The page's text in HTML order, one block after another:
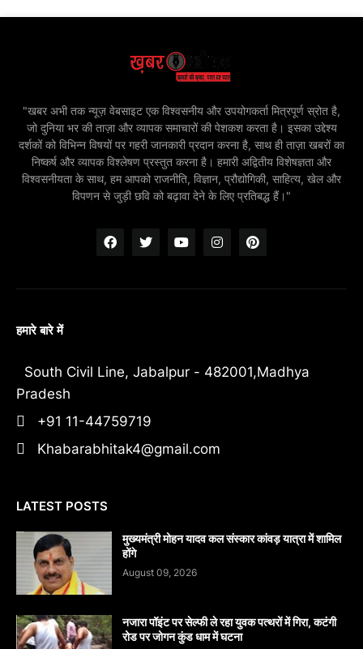
"खबर अभी तक न्यूज़ वेबसाइट एक विश्वसनीय और उपयोगकर्ता मित्रपूर्ण स्रोत है,
जो दुनिया भर की ताज़ा और व्यापक समाचारों की पेशकश करता है। इसका उद्देश्य
दर्शकों को विभिन्न विषयों पर गहरी जानकारी प्रदान करना है, साथ ही ताज़ा खबरों का
निष्कर्ष और व्यापक विश्लेषण प्रस्तुत करना है। हमारी अद्वितीय विशेषज्ञता और
विश्वसनीयता के साथ, हम आपको राजनीति, विज्ञान, प्रौद्योगिकी, साहित्य, खेल और
विपणन से जुड़ी छवि को बढ़ावा देने के लिए प्रतिबद्ध हैं।"
हमारे बारे में
South Civil Line, Jabalpur - 482001,Madhya
Pradesh
+91 11-44759719
Khabarabhitak4@gmail.com
LATEST POSTS
मुख्यमंत्री मोहन यादव कल संस्कार कांवड़ यात्रा में शामिल
होंगे
August 09, 2026
नजारा पॉइंट पर सेल्फी ले रहा युवक पत्थरों में गिरा, कटंगी
रोड पर जोगन कुंड धाम में घटना